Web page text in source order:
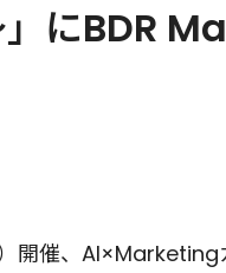
」にBDR
開催、AI×Marketing